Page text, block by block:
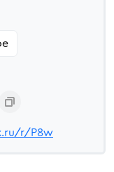
r/P8w